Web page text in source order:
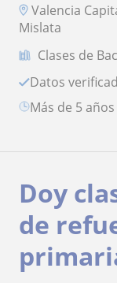
Valencia
Mislata
Clases de
Datos
más de 5
Doy
de